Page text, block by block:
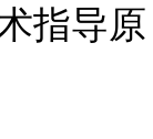
指导原